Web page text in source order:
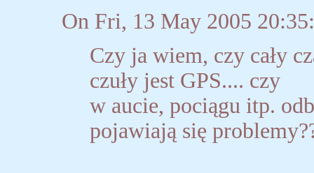
On Fri, 13 May 2005
Czy ja wiem, czy cały
czuły jest GPS.... czy
w aucie, pociągu itp.
pojawiają się